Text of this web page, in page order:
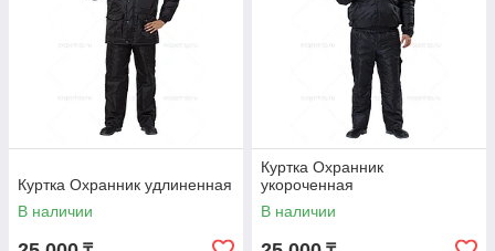
Куртка Охранник удлиненная
В наличии
Куртка Охранник
укороченная
В наличии